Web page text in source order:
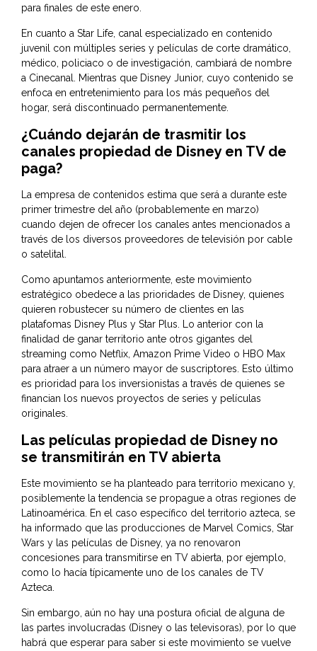
para finales de este enero.
En cuanto a Star Life, canal especializado en contenido
juvenil con múltiples series y películas de corte dramático,
médico, policiaco o de investigación, cambiará de nombre
a Cinecanal. Mientras que Disney Junior, cuyo contenido se
enfoca en entretenimiento para los más pequeños del
hogar, será discontinuado permanentemente.
¿Cuándo dejarán de trasmitir los
canales propiedad de Disney en TV de
paga?
La empresa de contenidos estima que será a durante este
primer trimestre del año (probablemente en marzo)
cuando dejen de ofrecer los canales antes mencionados a
través de los diversos proveedores de televisión por cable
o satelital.
Como apuntamos anteriormente, este movimiento
estratégico obedece a las prioridades de Disney, quienes
quieren robustecer su número de clientes en las
platafomas Disney Plus y Star Plus. Lo anterior con la
finalidad de ganar territorio ante otros gigantes del
streaming como Netflix, Amazon Prime Video o HBO Max
para atraer a un número mayor de suscriptores. Esto último
es prioridad para los inversionistas a través de quienes se
financian los nuevos proyectos de series y películas
originales.
Las películas propiedad de Disney no
se transmitirán en TV abierta
Este movimiento se ha planteado para territorio mexicano y,
posiblemente la tendencia se propague a otras regiones de
Latinoamérica. En el caso específico del territorio azteca, se
ha informado que las producciones de Marvel Comics, Star
Wars y las películas de Disney, ya no renovaron
concesiones para transmitirse en TV abierta, por ejemplo,
como lo hacía típicamente uno de los canales de TV
Azteca.
Sin embargo, aún no hay una postura oficial de alguna de
las partes involucradas (Disney o las televisoras), por lo que
habrá que esperar para saber si este movimiento se vuelve